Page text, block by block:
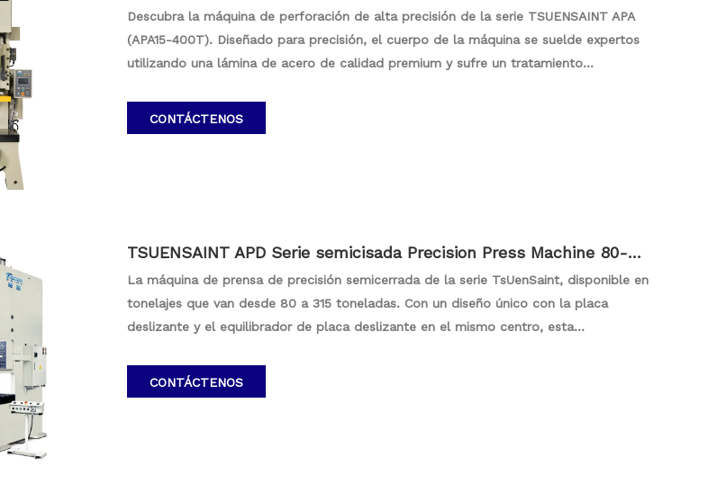
0T
Descubra la máquina de perforación de alta precisión de la serie TSUENSAINT APA
(APA15-400T). Diseñado para precisión, el cuerpo de la máquina se suelde expertos
utilizando una lámina de acero de calidad premium y sufre un tratamiento
también garantiza la máxima confiabilidad en las operaciones de precisión. Eleve sus
procesos de fabricación con la serie APA, un testimonio de la tecnología de
CONTÁCTENOS
TSUENSAINT APD Serie semicisada Precision Press Machine 80-31
5T
La máquina de prensa de precisión semicerrada de la serie TsUenSaint, disponible en
tonelajes que van desde 80 a 315 toneladas. Con un diseño único con la placa
deslizante y el equilibrador de placa deslizante en el mismo centro, esta
un movimiento estable y preciso. La serie APD es un testimonio del compromiso de
TsUenSaint con la ingeniería de precisión, por lo que es una solución ideal para
CONTÁCTENOS